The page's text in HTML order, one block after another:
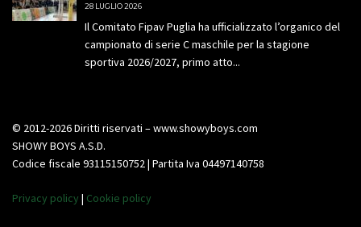
28 LUGLIO 2026
Il Comitato Fipav Puglia ha ufficializzato l’organico del
campionato di serie C maschile per la stagione
sportiva 2026/2027, primo atto...
© 2012-2026 Diritti riservati – www.showyboys.com
SHOWY BOYS A.S.D.
Codice fiscale 93115150752 | Partita Iva 04497140758
Privacy policy | Cookie policy